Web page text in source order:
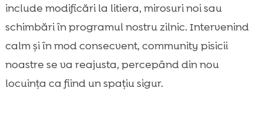
include modificări la litiera, mirosuri noi sau
schimbări în programul nostru zilnic. Intervenind
calm și în mod consecvent, community pisicii
noastre se va reajusta, percepând din nou
locuința ca fiind un spațiu sigur.